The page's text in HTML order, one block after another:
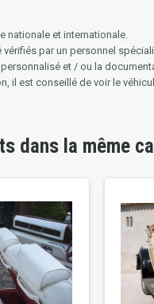
nationale et internationale.
vérifiés par un personnel
et / ou la
il est conseillé de voir le
dans la même